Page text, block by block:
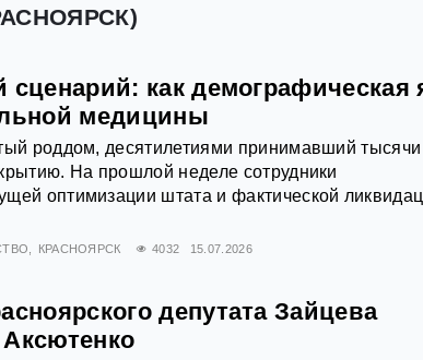
сценарий: как демографическая
медицины
роддом, десятилетиями принимавший тысячи
На прошлой неделе сотрудники
оптимизации штата и фактической
КРАСНОЯРСК 4032 15.07.2026
депутата Зайцева